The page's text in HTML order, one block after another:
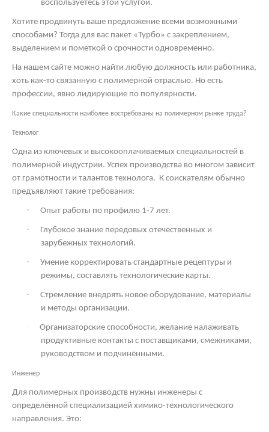
воспользуетесь этой услугой.
Хотите продвинуть ваше предложение всеми возможными
способами? Тогда для вас пакет «Турбо» с закреплением,
выделением и пометкой о срочности одновременно.
На нашем сайте можно найти любую должность или работника,
хоть как-то связанную с полимерной отраслью. Но есть
профессии, явно лидирующие по популярности.
Какие специальности наиболее востребованы на полимерном рынке труда?
Технолог
Одна из ключевых и высокооплачиваемых специальностей в
полимерной индустрии. Успех производства во многом зависит
от грамотности и талантов технолога. К соискателям обычно
предъявляют такие требования:
· Опыт работы по профилю 1-7 лет.
·
Глубокое знание передовых отечественных и
зарубежных технологий.
·
Умение корректировать стандартные рецептуры и
режимы, составлять технологические карты.
·
Стремление внедрять новое оборудование, материалы
и методы организации.
·
Организаторские способности, желание налаживать
продуктивные контакты с поставщиками, смежниками,
руководством и подчинёнными.
Инженер
Для полимерных производств нужны инженеры с
определённой специализацией химико-технологического
направления. Это: